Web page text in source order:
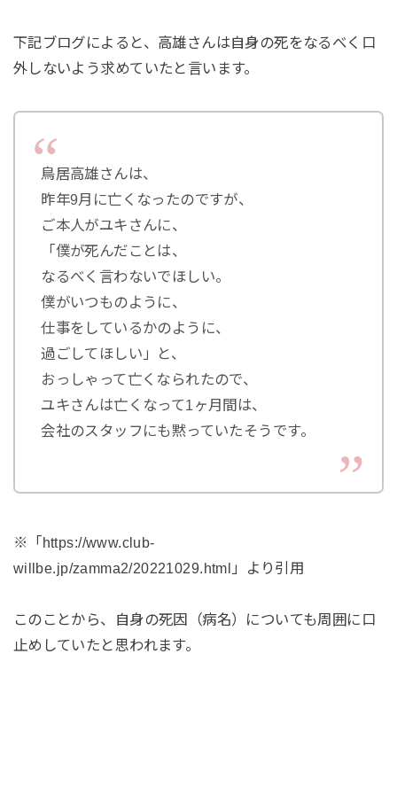
下記ブログによると、高雄さんは自身の死をなるべく口
外しないよう求めていたと言います。
鳥居高雄さんは、
昨年9月に亡くなったのですが、
ご本人がユキさんに、
「僕が死んだことは、
なるべく言わないでほしい。
僕がいつものように、
仕事をしているかのように、
過ごしてほしい」と、
おっしゃって亡くなられたので、
ユキさんは亡くなって1ヶ月間は、
会社のスタッフにも黙っていたそうです。
※「https://www.club-
willbe.jp/zamma2/20221029.html」より引用
このことから、自身の死因（病名）についても周囲に口
止めしていたと思われます。